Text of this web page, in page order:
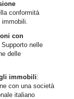
conformità
con
Supporto nelle
delle
immobili:
con una società
italiano